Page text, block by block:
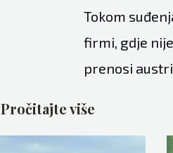
Tokom
firmi, gdje
prenosi
Pročitajte više